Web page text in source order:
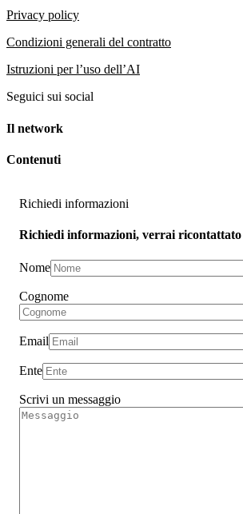
Privacy policy
Condizioni generali del contratto
Istruzioni per l’uso dell’AI
Seguici sui social
Il network
Contenuti
Richiedi informazioni
Richiedi informazioni, verrai ricontattato
Nome
Cognome
Email
Ente
Scrivi un messaggio